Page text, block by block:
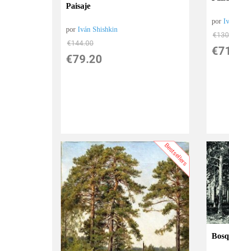
Paisaje
porIván Shishkin
€144.00
€79.20
por
€
€
Bestsellers